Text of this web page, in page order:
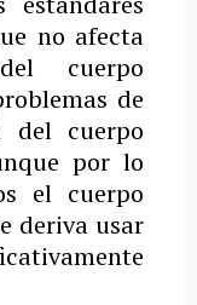
no afecta
cuerpo
de
del cuerpo
por lo
el cuerpo
deriva usar